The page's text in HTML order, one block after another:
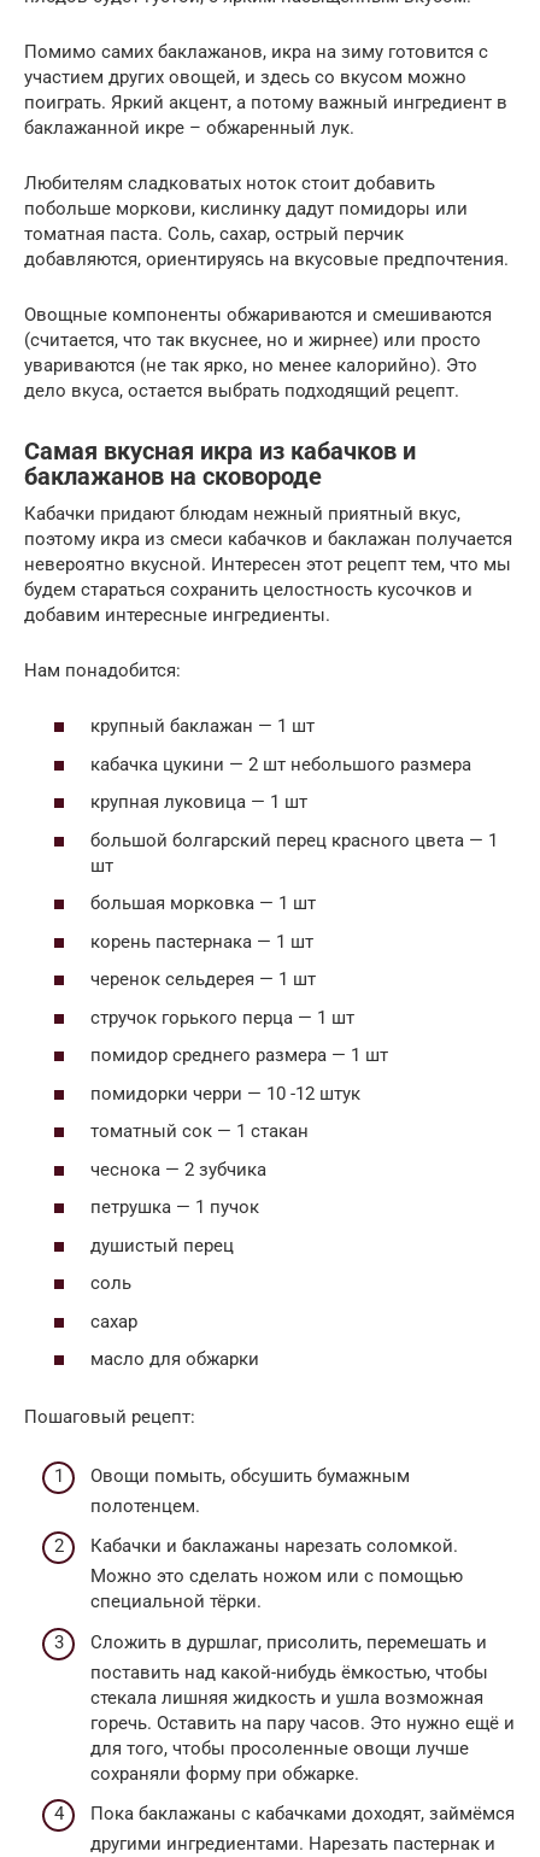
Помимо самих баклажанов, икра на зиму готовится с
участием других овощей, и здесь со вкусом можно
поиграть. Яркий акцент, а потому важный ингредиент в
баклажанной икре – обжаренный лук.
Любителям сладковатых ноток стоит добавить
побольше моркови, кислинку дадут помидоры или
томатная паста. Соль, сахар, острый перчик
добавляются, ориентируясь на вкусовые предпочтения.
Овощные компоненты обжариваются и смешиваются
(считается, что так вкуснее, но и жирнее) или просто
увариваются (не так ярко, но менее калорийно). Это
дело вкуса, остается выбрать подходящий рецепт.
Самая вкусная икра из кабачков и
баклажанов на сковороде
Кабачки придают блюдам нежный приятный вкус,
поэтому икра из смеси кабачков и баклажан получается
невероятно вкусной. Интересен этот рецепт тем, что мы
будем стараться сохранить целостность кусочков и
добавим интересные ингредиенты.
Нам понадобится:
крупный баклажан — 1 шт
кабачка цукини — 2 шт небольшого размера
крупная луковица — 1 шт
большой болгарский перец красного цвета — 1
шт
большая морковка — 1 шт
корень пастернака — 1 шт
черенок сельдерея — 1 шт
стручок горького перца — 1 шт
помидор среднего размера — 1 шт
помидорки черри — 10 -12 штук
томатный сок — 1 стакан
чеснока — 2 зубчика
петрушка — 1 пучок
душистый перец
соль
сахар
масло для обжарки
Пошаговый рецепт:
Овощи помыть, обсушить бумажным
полотенцем.
Кабачки и баклажаны нарезать соломкой.
Можно это сделать ножом или с помощью
специальной тёрки.
Сложить в дуршлаг, присолить, перемешать и
поставить над какой-нибудь ёмкостью, чтобы
стекала лишняя жидкость и ушла возможная
горечь. Оставить на пару часов. Это нужно ещё и
для того, чтобы просоленные овощи лучше
сохраняли форму при обжарке.
Пока баклажаны с кабачками доходят, займёмся
другими ингредиентами. Нарезать пастернак и